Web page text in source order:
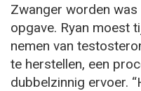
Zwanger worden
opgave. Ryan moest
nemen van
te herstellen, een
dubbelzinnig ervoer.